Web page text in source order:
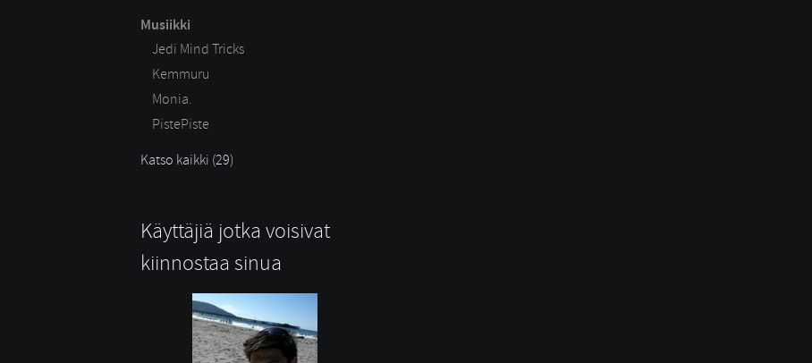
Musiikki
Jedi Mind Tricks
Kemmuru
Monia.
PistePiste
Katso kaikki (29)
Käyttäjiä jotka voisivat
kiinnostaa sinua